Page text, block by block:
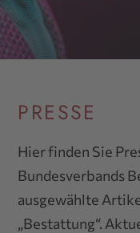
PRESSE
Hier finden Sie
Bundesverbands
ausgewählte
„Bestattung“.